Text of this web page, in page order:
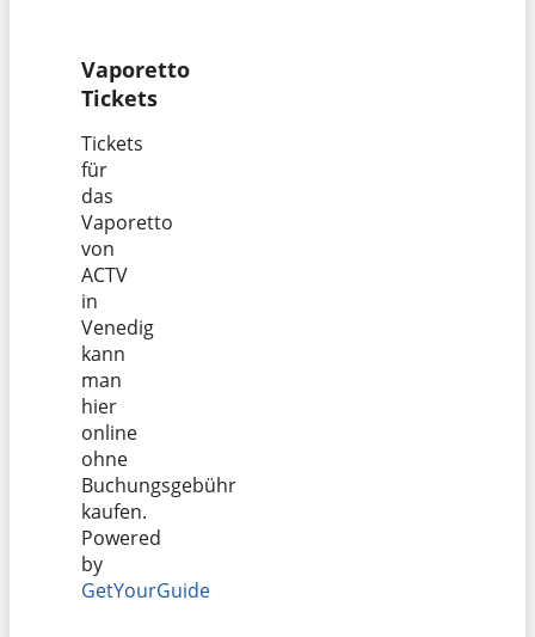
Vaporetto
Tickets
Tickets
für
das
Vaporetto
von
ACTV
in
Venedig
kann
man
hier
online
ohne
Buchungsgebühr
kaufen.
Powered
by
GetYourGuide